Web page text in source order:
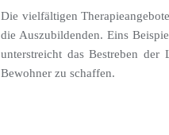
Die vielfältigen
die Auszubildenden. Eins
unterstreicht das Bestreben der
Bewohner zu schaffen.